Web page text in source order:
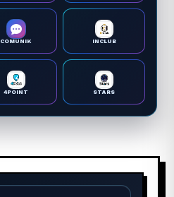
COMUNIK INCLUB
4POINT STARS